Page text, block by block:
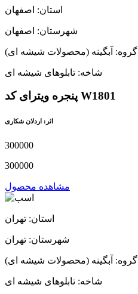
استان: اصفهان
شهرستان: اصفهان
گروه: آبگینه (محصولات شیشه ای)
شاخه: تابلوهای شیشه ای
پنجره ویترای کد W1801
اثر: اردلان شکاری
300000
300000
مشاهده محصول
استان: تهران
شهرستان: تهران
گروه: آبگینه (محصولات شیشه ای)
شاخه: تابلوهای شیشه ای